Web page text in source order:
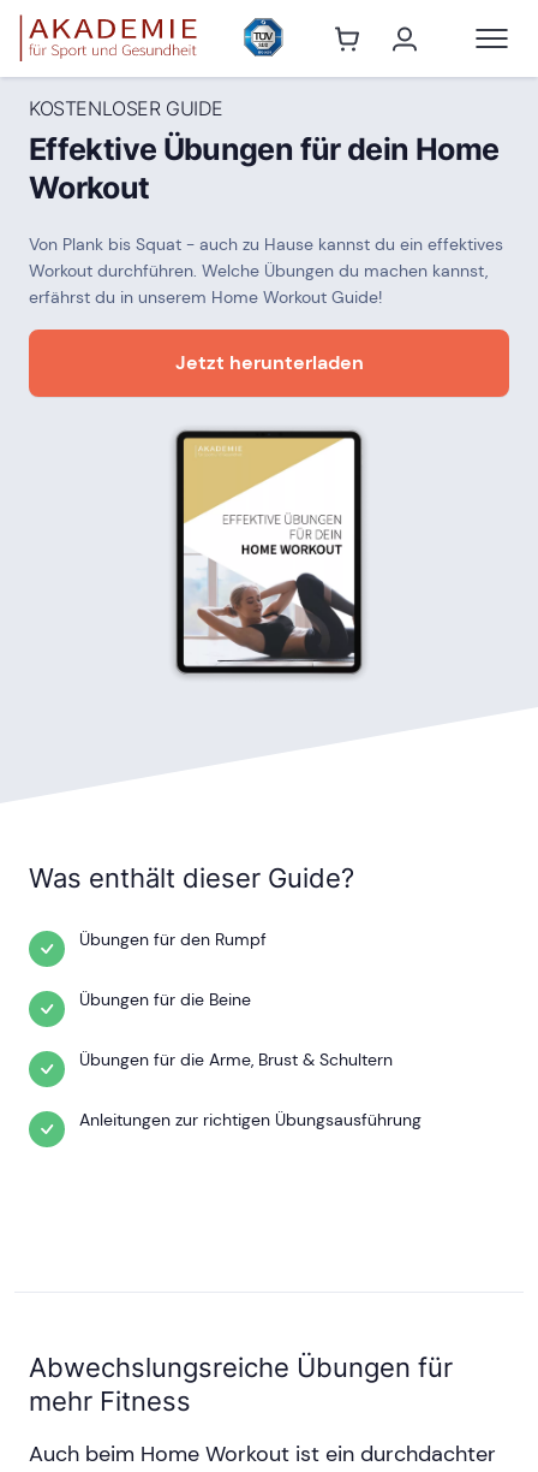
KOSTENLOSER GUIDE
Effektive Übungen für dein Home
Workout
Von Plank bis Squat - auch zu Hause kannst du ein effektives
Workout durchführen. Welche Übungen du machen kannst,
erfährst du in unserem Home Workout Guide!
Jetzt herunterladen
Was enthält dieser Guide?
Übungen für den Rumpf
Übungen für die Beine
Übungen für die Arme, Brust & Schultern
Anleitungen zur richtigen Übungsausführung
Abwechslungsreiche Übungen für
mehr Fitness
Auch beim Home Workout ist ein durchdachter